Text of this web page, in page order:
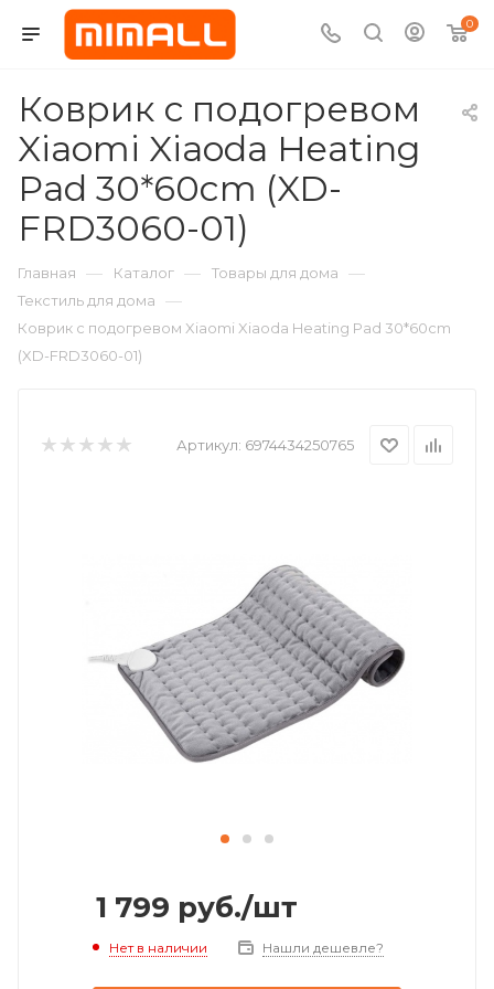
0
Коврик с подогревом
Xiaomi Xiaoda Heating
Pad 30*60cm (XD-
FRD3060-01)
Главная — Каталог — Товары для дома —
Текстиль для дома —
Коврик с подогревом Xiaomi Xiaoda Heating Pad 30*60cm
(XD-FRD3060-01)
Артикул: 6974434250765
1 799 руб./шт
Нет в наличии Нашли дешевле?